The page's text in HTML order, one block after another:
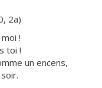
2a)
!
toi !
un encens,